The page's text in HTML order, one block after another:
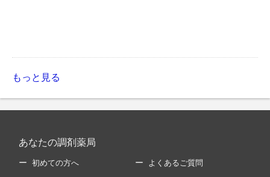
もっと見る
あなたの調剤薬局
初めての方へ よくあるご質問